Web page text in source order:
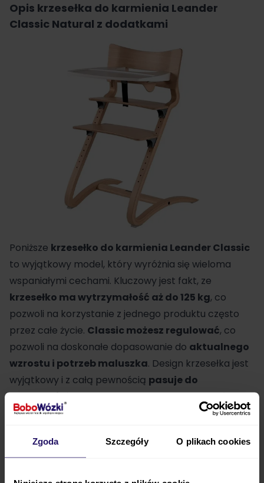
Zgoda Szczegóły O plikach cookies
Opis krzesełka do karmienia Leander
Classic Natural z dodatkami
Poniższe krzesełko do karmienia Leander Classic
to wyjątkowy model, który wyróżnia się wieloma
wspaniałymi cechami. Kluczowy jest fakt, ze
krzesełko ma wytrzymałość aż do 125 kg, co
pozwoli na korzystanie z jednego produktu często
przez całe życie. Classic możesz regulować, co
pozwoli na doskonałe dopasowanie do aktualnego
wzrostu i potrzeb maluszka. Design krzesełka jest
wyjątkowy i z całą pewnością pasuje do
nowocześnie urządzonych wnętrz, jednak równie
dobrzesprawdzi się w pomieszczeniach
Krzesło Leander Classic